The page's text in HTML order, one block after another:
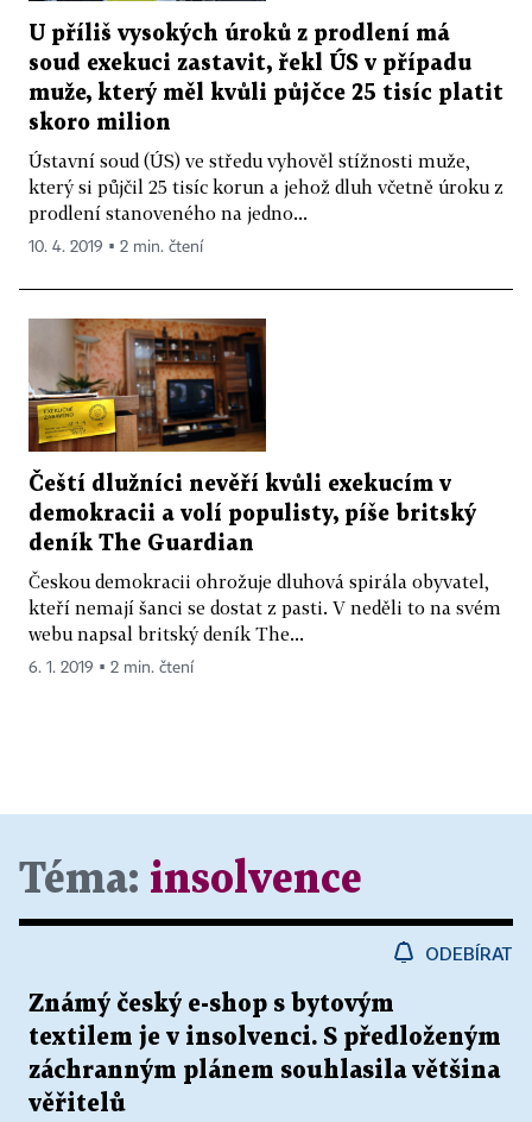
U příliš vysokých úroků z prodlení má
soud exekuci zastavit, řekl ÚS v případu
muže, který měl kvůli půjčce 25 tisíc platit
skoro milion
Ústavní soud (ÚS) ve středu vyhověl stížnosti muže,
který si půjčil 25 tisíc korun a jehož dluh včetně úroku z
prodlení stanoveného na jedno...
10. 4. 2019 ▪ 2 min. čtení
Čeští dlužníci nevěří kvůli exekucím v
demokracii a volí populisty, píše britský
deník The Guardian
Českou demokracii ohrožuje dluhová spirála obyvatel,
kteří nemají šanci se dostat z pasti. V neděli to na svém
webu napsal britský deník The...
6. 1. 2019 ▪ 2 min. čtení
Téma: insolvence
ODEBÍRAT
Známý český e-shop s bytovým
textilem je v insolvenci. S předloženým
záchranným plánem souhlasila většina
věřitelů